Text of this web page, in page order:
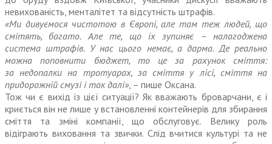
невихованість, менталітет та відсутність штрафів.
«Ми дивуємося чистотою в Європі, але там теж людей, що
смітять, багато. Але те, що їх зупиняє – налагоджена
система штрафів. У нас цього немає, а дарма. Де реально
можна поповнити бюджет, то це за рахунок сміття:
за недопалки на тротуарах, за сміття у лісі, сміття на
придорожній смузі і так далі», – пише Оксана.
Тож чи є вихід із цієї ситуації? Як вважають броварчани, є і
криється він не лише у встановленні контейнерів для збирання
сміття та зміні компанії, що обслуговує. Велику роль
відіграють виховання та звички. Слід вчитися культурі та не